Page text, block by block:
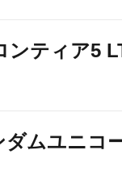
ンティア5
ムユニコ